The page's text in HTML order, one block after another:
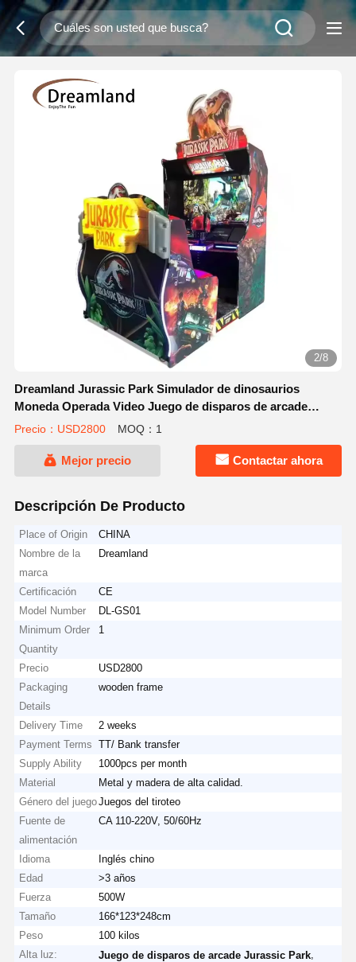
2/8
Dreamland Jurassic Park Simulador de dinosaurios
Moneda Operada Video Juego de disparos de arcade
Ofreciendo integración del idioma inglés sin fisuras para
Precio：USD2800 MOQ：1
Mejor precio Contactar ahora
Descripción De Producto
Place of Origin
CHINA
Nombre de la
marca
Dreamland
Certificación
CE
Model Number
DL-GS01
Minimum Order
Quantity
1
Precio
USD2800
Packaging
Details
wooden frame
Delivery Time
2 weeks
Payment Terms
TT/ Bank transfer
Supply Ability
1000pcs per month
Material
Metal y madera de alta calidad.
Género del juegoJuegos del tiroteo
Fuente de
alimentación
CA 110-220V, 50/60Hz
Idioma
Inglés chino
Edad
>3 años
Fuerza
500W
Tamaño
166*123*248cm
Peso
100 kilos
Alta luz:
Juego de disparos de arcade Jurassic Park